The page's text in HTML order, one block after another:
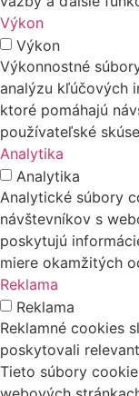
Výkon
Výkon
Výkonnostné
analýzu kľúčových
ktoré pomáhajú
používateľské
Analytika
Analytika
Analytické súbory
návštevníkov s
poskytujú
miere okamžitých
Reklama
Reklama
Reklamné cookies
poskytovali
Tieto súbory